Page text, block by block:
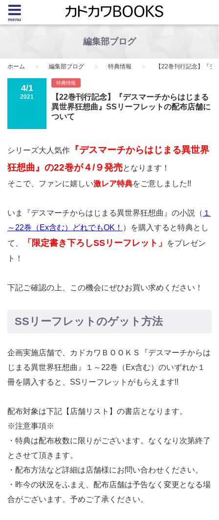
menu
編集部ブログ
ホーム 編集部ブログ 特典情報 【22巻刊行記念】『
4/1
2021
特典情報
【22巻刊行記念】『デスマーチからはじまる
異世界狂想曲』SSリーフレットの配布店舗に
ついて
シリーズ大人気作
『デスマーチからはじまる異世界
狂想曲』の22巻が４/９発売となります！
そこで、ファンに嬉しい激レア特典をご意しました!!
いま『デスマーチからはじまる異世界狂想曲』の小説（ １
～22巻（Ex含む）どれでもOK！ ）を購入すると特典とし
て、
「限定書き下ろしSSリーフレット」
をプレゼン
ト！
下記ご確認の上、この機会にぜひお買い求めください！
SSリーフレットのゲット方法
企画実施店舗で、カドカワＢＯＯＫＳ『デスマーチからは
じまる異世界狂想曲』１～22巻（Ex含む）のいずれか１
冊を購入すると、SSリーフレットがもらえます!!
配布対象は下記【店舗リスト】の書店となります。
※注意事項※
・特典は配布枚数に限りがございます。なくなり次第終了
とさせて頂きます。
・配布方法など詳細は店舗様にお問い合わせください。
・昨今の状況をふまえ、配布店舗は予告なく変更となる場
合がございます。予めご了承ください。